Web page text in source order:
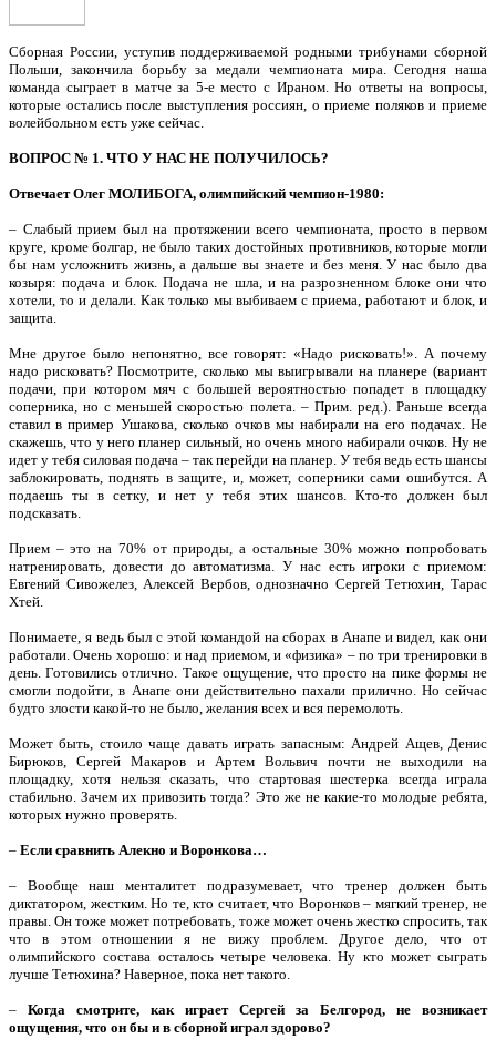
Сборная России, уступив поддерживаемой родными трибунами сборной
Польши, закончила борьбу за медали чемпионата мира. Сегодня наша
команда сыграет в матче за 5‑е место с Ираном. Но ответы на вопросы,
которые остались после выступления россиян, о приеме поляков и приеме
волейбольном есть уже сейчас.
ВОПРОС № 1. ЧТО У НАС НЕ ПОЛУЧИЛОСЬ?
Отвечает Олег МОЛИБОГА, олимпийский чемпион-1980:
– Слабый прием был на протяжении всего чемпионата, просто в первом
круге, кроме болгар, не было таких достойных противников, которые могли
бы нам усложнить жизнь, а дальше вы знаете и без меня. У нас было два
козыря: подача и блок. Подача не шла, и на разрозненном блоке они что
хотели, то и делали. Как только мы выбиваем с приема, работают и блок, и
защита.
Мне другое было непонятно, все говорят: «Надо рисковать!». А почему
надо рисковать? Посмотрите, сколько мы выигрывали на планере (вариант
подачи, при котором мяч с большей вероятностью попадет в площадку
соперника, но с меньшей скоростью полета. – Прим. ред.). Раньше всегда
ставил в пример Ушакова, сколько очков мы набирали на его подачах. Не
скажешь, что у него планер сильный, но очень много набирали очков. Ну не
идет у тебя силовая подача – так перейди на планер. У тебя ведь есть шансы
заблокировать, поднять в защите, и, может, соперники сами ошибутся. А
подаешь ты в сетку, и нет у тебя этих шансов. Кто-то должен был
подсказать.
Прием – это на 70% от природы, а остальные 30% можно попробовать
натренировать, довести до автоматизма. У нас есть игроки с приемом:
Евгений Сивожелез, Алексей Вербов, однозначно Сергей Тетюхин, Тарас
Хтей.
Понимаете, я ведь был с этой командой на сборах в Анапе и видел, как они
работали. Очень хорошо: и над приемом, и «физика» – по три тренировки в
день. Готовились отлично. Такое ощущение, что просто на пике формы не
смогли подойти, в Анапе они действительно пахали прилично. Но сейчас
будто злости какой-то не было, желания всех и вся перемолоть.
Может быть, стоило чаще давать играть запасным: Андрей Ащев, Денис
Бирюков, Сергей Макаров и Артем Вольвич почти не выходили на
площадку, хотя нельзя сказать, что стартовая шестерка всегда играла
стабильно. Зачем их привозить тогда? Это же не какие-то молодые ребята,
которых нужно проверять.
– Если сравнить Алекно и Воронкова…
– Вообще наш менталитет подразумевает, что тренер должен быть
диктатором, жестким. Но те, кто считает, что Воронков – мягкий тренер, не
правы. Он тоже может потребовать, тоже может очень жестко спросить, так
что в этом отношении я не вижу проблем. Другое дело, что от
олимпийского состава осталось четыре человека. Ну кто может сыграть
лучше Тетюхина? Наверное, пока нет такого.
– Когда смотрите, как играет Сергей за Белгород, не возникает
ощущения, что он бы и в сборной играл здорово?